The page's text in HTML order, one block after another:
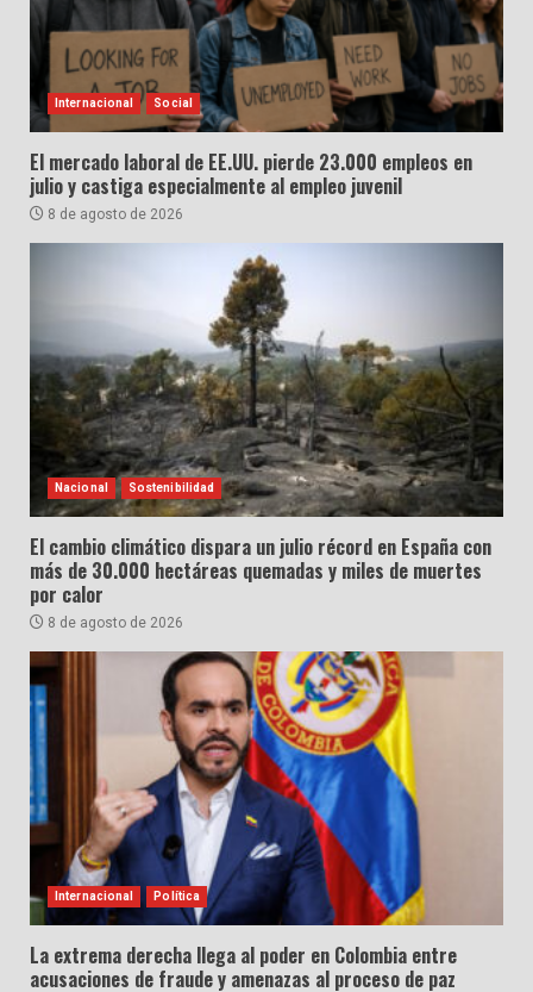
Internacional Social
El mercado laboral de EE.UU. pierde 23.000 empleos en
julio y castiga especialmente al empleo juvenil
8 de agosto de 2026
Nacional Sostenibilidad
El cambio climático dispara un julio récord en España con
más de 30.000 hectáreas quemadas y miles de muertes
por calor
8 de agosto de 2026
Internacional Política
La extrema derecha llega al poder en Colombia entre
acusaciones de fraude y amenazas al proceso de paz